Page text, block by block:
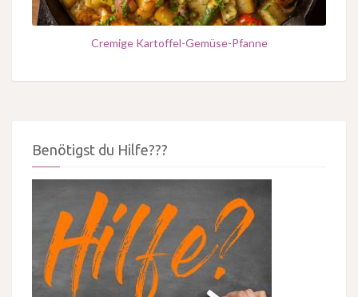
Cremige Kartoffel-Gemüse-Pfanne
Benötigst du Hilfe???